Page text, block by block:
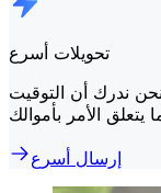
تحويلات أسرع
ندرك أن التوقيت
إرسال أسرع